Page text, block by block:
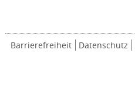
Barrierefreiheit Datenschutz